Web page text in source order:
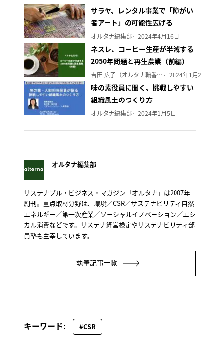
サラヤ、レンタル事業で「障がい
者アート」の可能性広げる
オルタナ編集部 2024年4月16日
ネスレ、コーヒー生産が半減する
2050年問題と再生農業（前編）
吉田 広子（オルタナ輪番編集長） 2024年1月29日
味の素役員に聞く、挑戦しやすい
組織風土のつくり方
オルタナ編集部 2024年1月5日
オルタナ編集部
サステナブル・ビジネス・マガジン「オルタナ」は2007年
創刊。重点取材分野は、環境／CSR／サステナビリティ自然
エネルギー／第一次産業／ソーシャルイノベーション／エシ
カル消費などです。サステナ経営検定やサステナビリティ部
員塾も主宰しています。
執筆記事一覧
キーワード: #CSR